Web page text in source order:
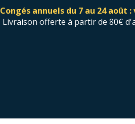
Congés annuels du 7 au 24
Livraison offerte à partir de 80€